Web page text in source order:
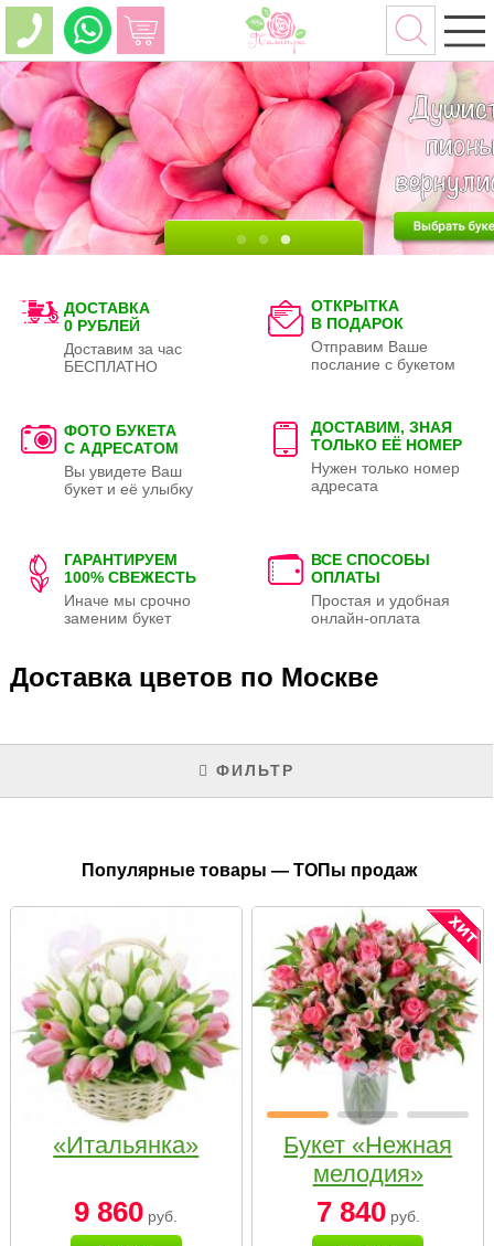
ДОСТАВКА
0 РУБЛЕЙ
Доставим за час
БЕСПЛАТНО
ОТКРЫТКА
В ПОДАРОК
Отправим Ваше
послание с букетом
ФОТО БУКЕТА
С АДРЕСАТОМ
Вы увидете Ваш
букет и её улыбку
ДОСТАВИМ, ЗНАЯ
ТОЛЬКО ЕЁ НОМЕР
Нужен только номер
адресата
ГАРАНТИРУЕМ
100% СВЕЖЕСТЬ
Иначе мы срочно
заменим букет
ВСЕ СПОСОБЫ
ОПЛАТЫ
Простая и удобная
онлайн-оплата
Доставка цветов по Москве
ФИЛЬТР
Популярные товары — ТОПы продаж
«Итальянка»
9 860 руб.
Букет «Нежная
мелодия»
7 840руб.